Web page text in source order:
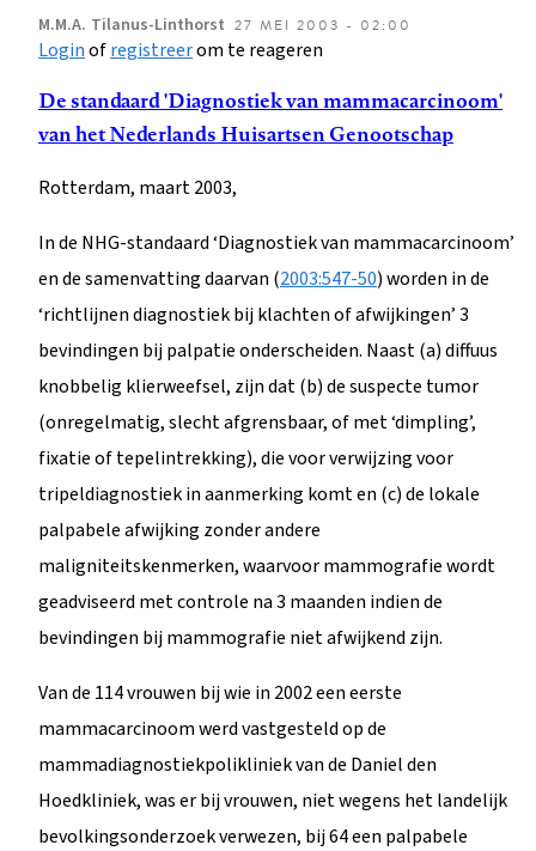
M.M.A. Tilanus-Linthorst 27 MEI 2003 - 02:00
Loginofregistreerom te reageren
De standaard 'Diagnostiek van mammacarcinoom'
van het Nederlands Huisartsen Genootschap
Rotterdam, maart 2003,
In de NHG-standaard ‘Diagnostiek van mammacarcinoom’
en de samenvatting daarvan (2003:547-50) worden in de
‘richtlijnen diagnostiek bij klachten of afwijkingen’ 3
bevindingen bij palpatie onderscheiden. Naast (a) diffuus
knobbelig klierweefsel, zijn dat (b) de suspecte tumor
(onregelmatig, slecht afgrensbaar, of met ‘dimpling’,
fixatie of tepelintrekking), die voor verwijzing voor
tripeldiagnostiek in aanmerking komt en (c) de lokale
palpabele afwijking zonder andere
maligniteitskenmerken, waarvoor mammografie wordt
geadviseerd met controle na 3 maanden indien de
bevindingen bij mammografie niet afwijkend zijn.
Van de 114 vrouwen bij wie in 2002 een eerste
mammacarcinoom werd vastgesteld op de
mammadiagnostiekpolikliniek van de Daniel den
Hoedkliniek, was er bij vrouwen, niet wegens het landelijk
bevolkingsonderzoek verwezen, bij 64 een palpabele